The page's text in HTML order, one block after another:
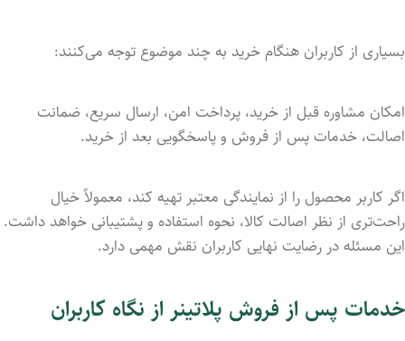
بسیاری از کاربران هنگام خرید به چند موضوع توجه می‌کنند:
امکان مشاوره قبل از خرید، پرداخت امن، ارسال سریع، ضمانت
اصالت، خدمات پس از فروش و پاسخگویی بعد از خرید.
اگر کاربر محصول را از نمایندگی معتبر تهیه کند، معمولاً خیال
راحت‌تری از نظر اصالت کالا، نحوه استفاده و پشتیبانی خواهد داشت.
این مسئله در رضایت نهایی کاربران نقش مهمی دارد.
خدمات پس از فروش پلاتینر از نگاه کاربران